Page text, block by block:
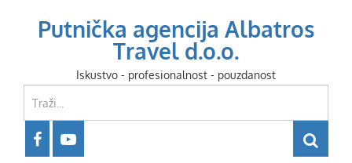
Putnička agencija Albatros
Travel d.o.o.
Iskustvo - profesionalnost - pouzdanost